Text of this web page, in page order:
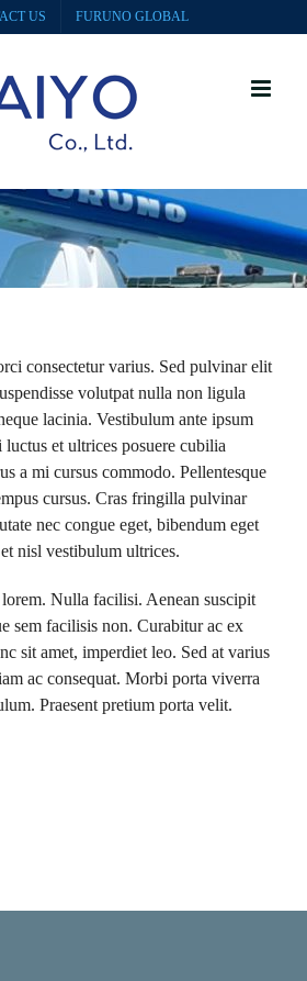
US FURUNO GLOBAL
consectetur varius. Sed pulvinar elit
volutpat nulla non ligula
lacinia. Vestibulum ante ipsum
et ultrices posuere cubilia
a mi cursus commodo. Pellentesque
cursus. Cras fringilla pulvinar
nec congue eget, bibendum eget
nisl vestibulum ultrices.
Nulla facilisi. Aenean suscipit
sem facilisis non. Curabitur ac ex
sit amet, imperdiet leo. Sed at varius
ac consequat. Morbi porta viverra
Praesent pretium porta velit.